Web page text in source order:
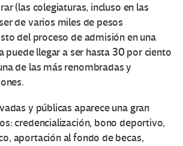
(las colegiaturas, incluso en las
de varios miles de pesos
del proceso de admisión en una
puede llegar a ser hasta 30 por ciento
de las más renombradas y
y públicas aparece una gran
credencialización, bono deportivo,
aportación al fondo de becas,